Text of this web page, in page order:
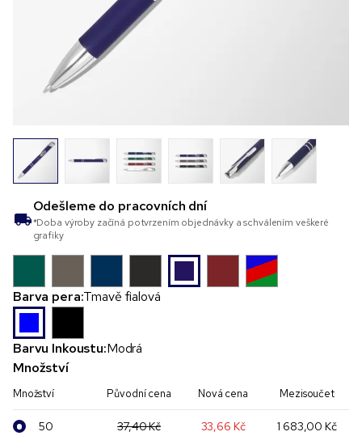
Odešleme do pracovních dní
*Doba výroby začíná potvrzením objednávky a schválením veškeré
grafiky
Barva pera:Tmavě fialová
Barvu Inkoustu:Modrá
Množství
Množství Původní cena Nová cena Mezisoučet
50 37,40 Kč 33,66 Kč 1 683,00 Kč